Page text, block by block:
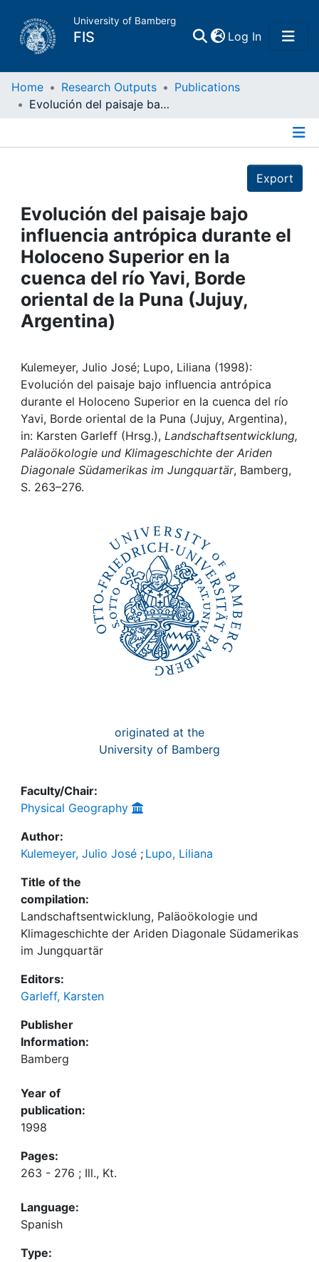
University of Bamberg
FIS Log In(current)
Home
Projects
People
Institutions
Awards
Help
Home Research Outputs
Publications
Evolución del paisaje bajo influencia antrópica durante el Holoceno Superior en la cuenca del río Yavi, Borde oriental de la Puna (Jujuy, Argentina)
Export
Evolución del paisaje bajo
influencia antrópica durante el
Holoceno Superior en la
cuenca del río Yavi, Borde
oriental de la Puna (Jujuy,
Argentina)
Kulemeyer, Julio José; Lupo, Liliana (1998):
Evolución del paisaje bajo influencia antrópica
durante el Holoceno Superior en la cuenca del río
Yavi, Borde oriental de la Puna (Jujuy, Argentina),
in: Karsten Garleff (Hrsg.), Landschaftsentwicklung,
Paläoökologie und Klimageschichte der Ariden
Diagonale Südamerikas im Jungquartär, Bamberg,
S. 263–276.
originated at the
University of Bamberg
Faculty/Chair:
Physical Geography
Author:
Kulemeyer, Julio José ; Lupo, Liliana
Title of the
compilation:
Landschaftsentwicklung, Paläoökologie und
Klimageschichte der Ariden Diagonale Südamerikas
im Jungquartär
Editors:
Garleff, Karsten
Publisher
Information:
Bamberg
Year of
publication:
1998
Pages:
263 - 276 ; Ill., Kt.
Language:
Spanish
Type: